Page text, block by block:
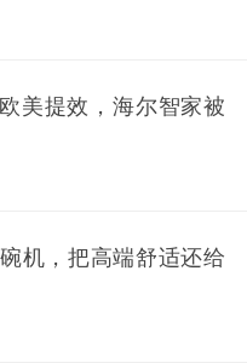
美提效，海尔智家被
机，把高端舒适还给